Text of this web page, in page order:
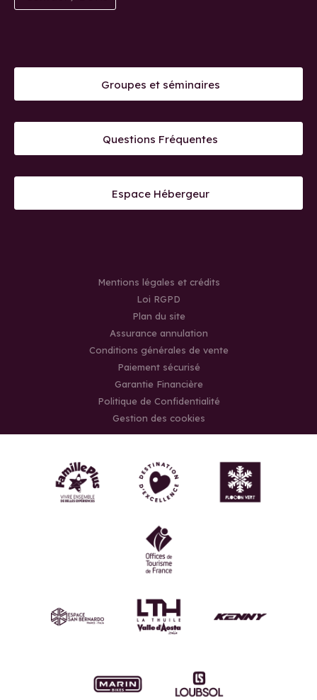
Groupes et séminaires
Questions Fréquentes
Espace Hébergeur
Mentions légales et crédits
Loi RGPD
Plan du site
Assurance annulation
Conditions générales de vente
Paiement sécurisé
Garantie Financière
Politique de Confidentialité
Gestion des cookies